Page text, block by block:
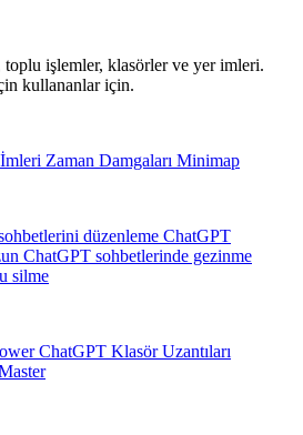
toplu işlemler, klasörler ve yer imleri.
kullananlar için.
Zaman Damgaları Minimap
düzenleme ChatGPT
ChatGPT sohbetlerinde gezinme
silme
ChatGPT Klasör Uzantıları